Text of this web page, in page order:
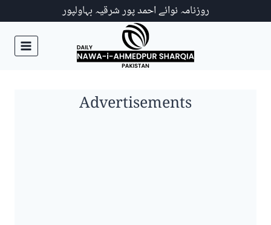
روزنامہ نوائے احمد پور شرقیہ بہاولپور
Advertisements